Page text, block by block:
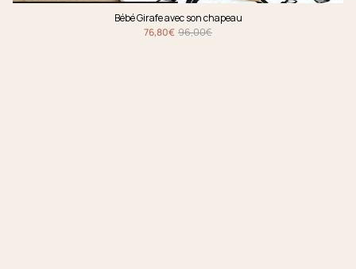
Bébé Girafe avec son chapeau
76,80€ 96,00€